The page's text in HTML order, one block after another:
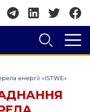
енергії «ISTWE»